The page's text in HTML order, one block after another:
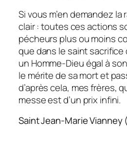
Si vous m’en demandez la
clair : toutes ces actions
pécheurs plus ou moins
que dans le saint sacrifice
un Homme-Dieu égal à
le mérite de sa mort et
d’après cela, mes frères,
messe est d’un prix infini.
Saint Jean-Marie Vianney